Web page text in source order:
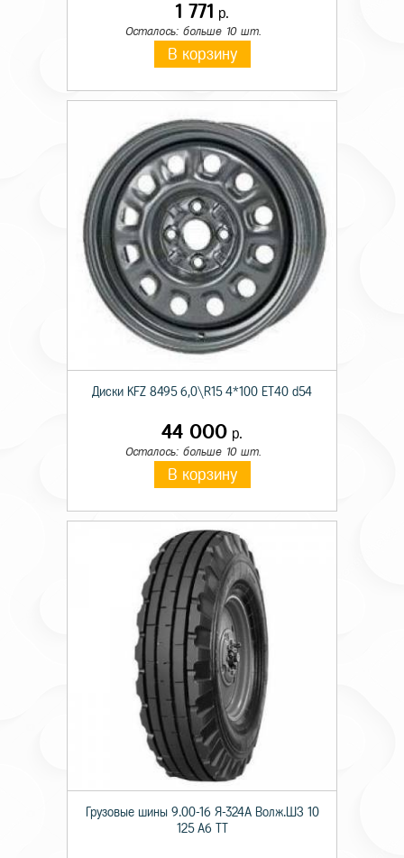
1 771 р.
Осталось: больше 10 шт.
В корзину
Диски KFZ 8495 6,0\R15 4*100 ET40 d54
44 000 р.
Осталось: больше 10 шт.
В корзину
Грузовые шины 9.00-16 Я-324А Волж.ШЗ 10
125 A6 TT